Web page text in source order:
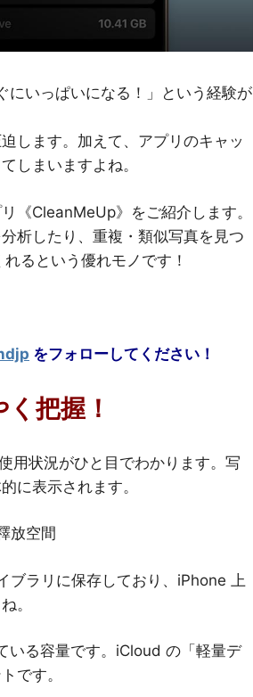
にいっぱいになる！」という経験が
します。加えて、アプリのキャッ
しまいますよね。
《CleanMeUp》をご紹介します。
析したり、重複・類似写真を見つ
るという優れモノです！
をフォローしてください！
把握！
用状況がひと目でわかります。写
に表示されます。
ブラリに保存しており、iPhone 上
。
いる容量です。iCloud の「軽量デ
です。